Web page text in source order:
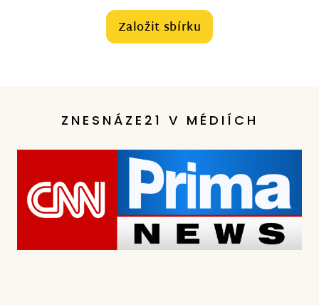
Založit sbírku
ZNESNÁZE21 V MÉDIÍCH